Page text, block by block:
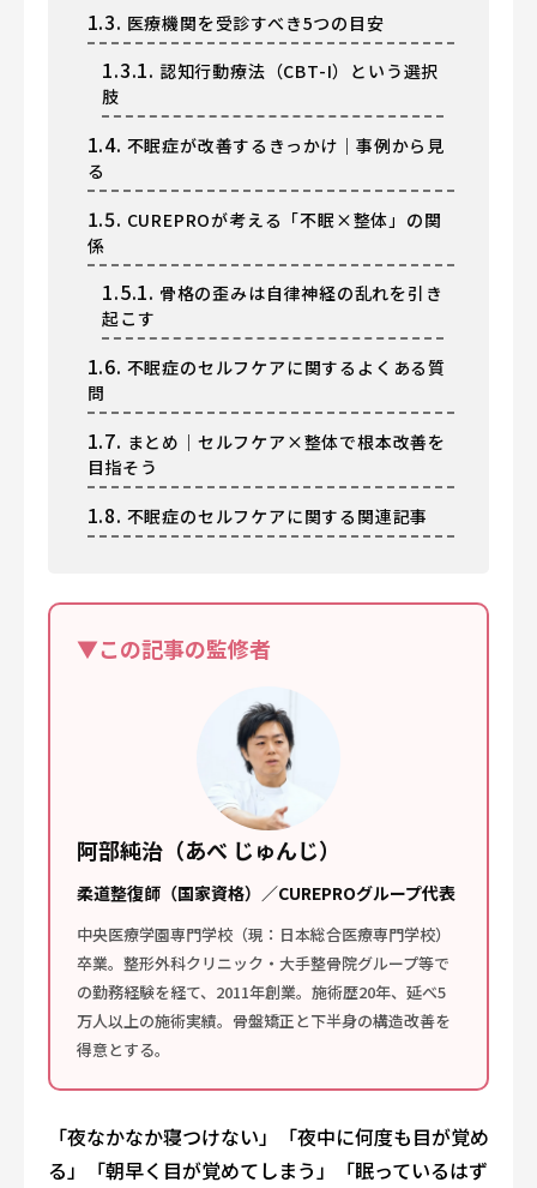
1.3. 医療機関を受診すべき5つの目安
1.3.1. 認知行動療法（CBT-I）という選択
肢
1.4. 不眠症が改善するきっかけ｜事例から見
る
1.5. CUREPROが考える「不眠×整体」の関
係
1.5.1. 骨格の歪みは自律神経の乱れを引き
起こす
1.6. 不眠症のセルフケアに関するよくある質
問
1.7. まとめ｜セルフケア×整体で根本改善を
目指そう
1.8. 不眠症のセルフケアに関する関連記事
▼この記事の監修者
阿部純治（あべ じゅんじ）
柔道整復師（国家資格）／CUREPROグループ代表
中央医療学園専門学校（現：日本総合医療専門学校）
卒業。整形外科クリニック・大手整骨院グループ等で
の勤務経験を経て、2011年創業。施術歴20年、延べ5
万人以上の施術実績。骨盤矯正と下半身の構造改善を
得意とする。
「夜なかなか寝つけない」「夜中に何度も目が覚め
る」「朝早く目が覚めてしまう」「眠っているはず